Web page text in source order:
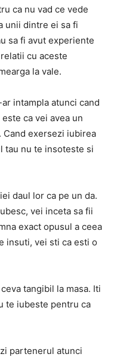
ca nu vad ce vede
unii dintre ei sa fi
sa fi avut experiente
cu aceste
la vale.
intampla atunci cand
ca vei avea un
exersezi iubirea
tau nu te insoteste si
daul lor ca pe un da.
vei inceta sa fii
exact opusul a ceea
insuti, vei sti ca esti o
tangibil la masa. Iti
te iubeste pentru ca
partenerul atunci